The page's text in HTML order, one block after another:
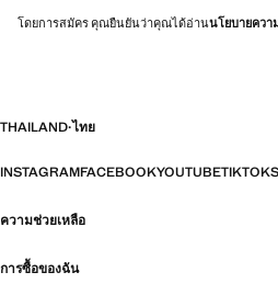
โดยการสมัคร คุณยืนยันว่าคุณได้อ่านนโยบายควา
THAILAND·ไทย
INSTAGRAMFACEBOOKYOUTUBETIKTOK
ความช่วยเหลือ
การซื้อของฉัน